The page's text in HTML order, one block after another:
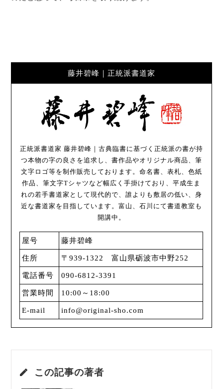
藤井碧峰｜正統派書道家
正統派書道家 藤井碧峰｜古典臨書に基づく正統派の書が持
つ本物の字の良さを追求し、書作品やオリジナル商品、筆
文字ロゴ等を制作販売しております。命名書、表札、色紙
作品、筆文字Tシャツなど幅広く手掛けており、平成生ま
れの若手書道家として現代的で、誰よりも敷居の低い、身
近な書道家を目指しています。富山、石川にて書道教室も
開講中。
屋号 藤井碧峰
住所 〒939-1322 富山県砺波市中野252
電話番号 090-6812-3391
営業時間 10:00～18:00
E-mail info@original-sho.com
この記事の著者